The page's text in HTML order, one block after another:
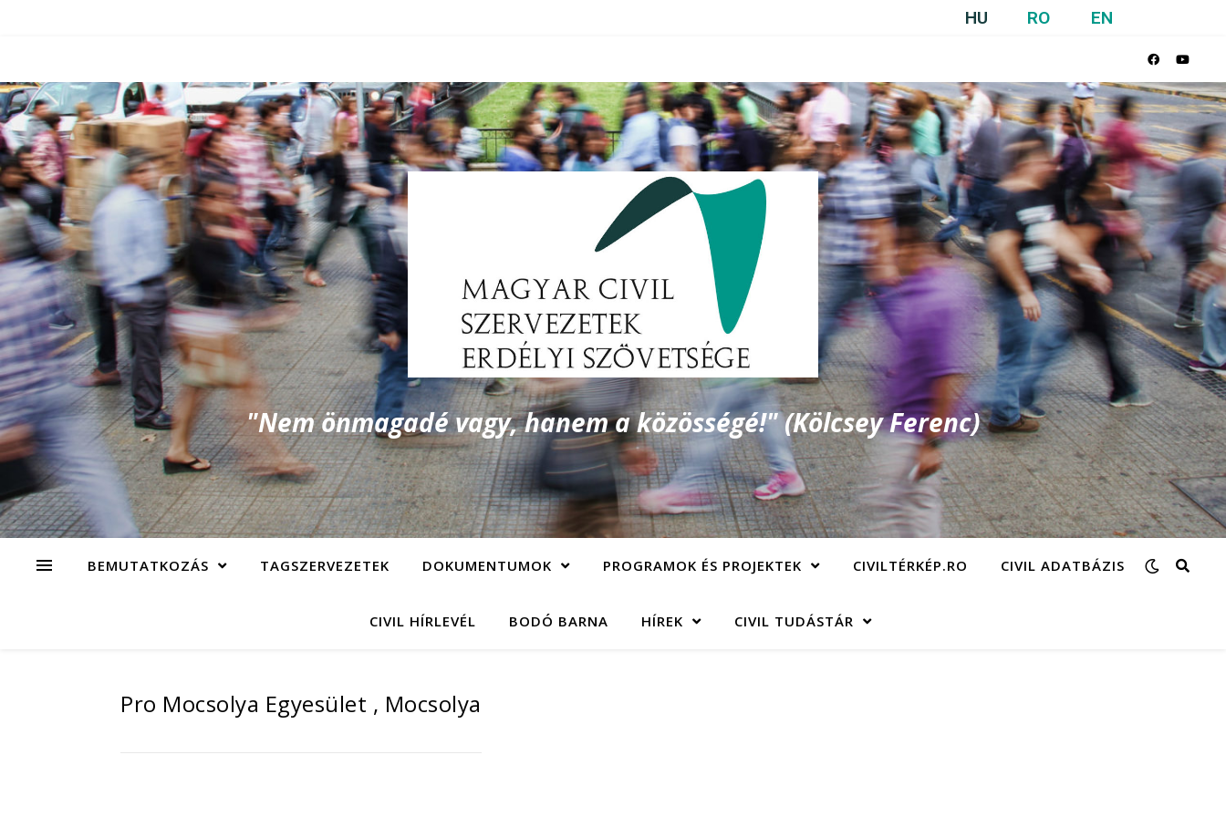
HU RO EN
"Nem önmagadé vagy, hanem a közösségé!" (Kölcsey Ferenc)
BEMUTATKOZÁS TAGSZERVEZETEK DOKUMENTUMOK PROGRAMOK ÉS PROJEKTEK CIVILTÉRKÉP.RO CIVIL ADATBÁZIS
CIVIL HÍRLEVÉL BODÓ BARNA HÍREK CIVIL TUDÁSTÁR
Pro Mocsolya Egyesület , Mocsolya